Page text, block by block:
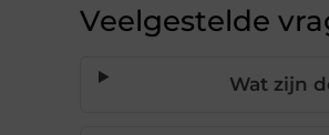
Veelgestelde
Wat zijn